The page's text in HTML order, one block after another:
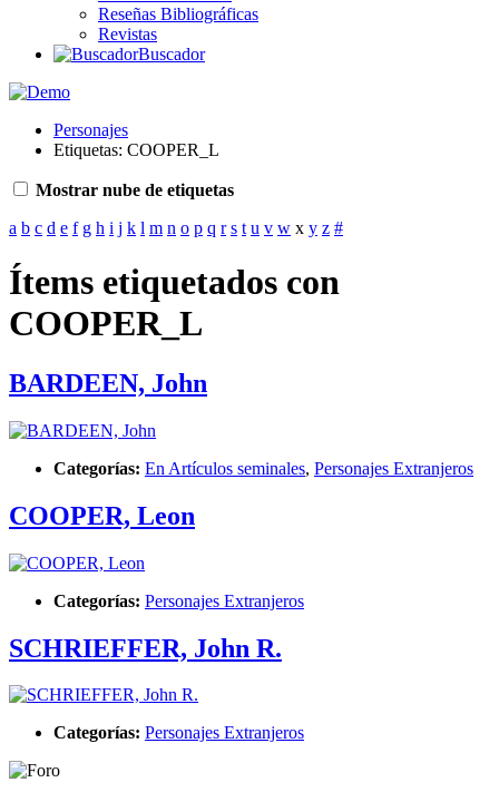
Reseñas Bibliográficas
Revistas
Buscador
Personajes
Etiquetas: COOPER_L
Mostrar nube de etiquetas
a b c d e f g h i j k l m n o p q r s t u v w x y z #
Ítems etiquetados con
COOPER_L
BARDEEN, John
Categorías: En Artículos seminales, Personajes Extranjeros
COOPER, Leon
Categorías: Personajes Extranjeros
SCHRIEFFER, John R.
Categorías: Personajes Extranjeros